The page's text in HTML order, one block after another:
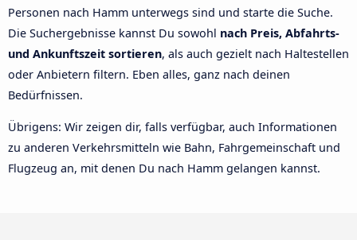
Personen nach Hamm unterwegs sind und starte die Suche.
Die Suchergebnisse kannst Du sowohl nach Preis, Abfahrts-
und Ankunftszeit sortieren, als auch gezielt nach Haltestellen
oder Anbietern filtern. Eben alles, ganz nach deinen
Bedürfnissen.
Übrigens: Wir zeigen dir, falls verfügbar, auch Informationen
zu anderen Verkehrsmitteln wie Bahn, Fahrgemeinschaft und
Flugzeug an, mit denen Du nach Hamm gelangen kannst.